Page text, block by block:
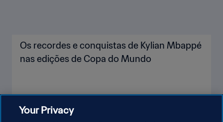
Os recordes e conquistas de Kylian Mbappé
nas edições de Copa do Mundo
Your Privacy